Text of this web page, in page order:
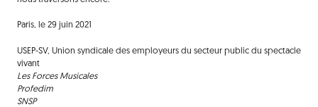
Paris, le 29 juin 2021
USEP-SV, Union syndicale des employeurs du secteur public du spectacle
vivant
Les Forces Musicales
Profedim
SNSP